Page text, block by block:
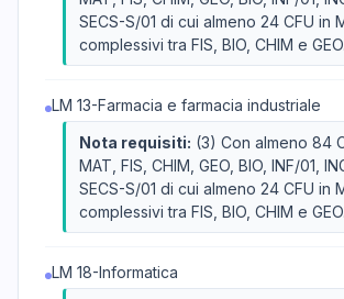
SECS-S/01 di cui almeno 24 CFU in
complessivi tra FIS, BIO, CHIM e GEO.
LM 13-Farmacia e farmacia industriale
Nota requisiti: (3) Con almeno 84
MAT, FIS, CHIM, GEO, BIO, INF/01,
SECS-S/01 di cui almeno 24 CFU in
complessivi tra FIS, BIO, CHIM e GEO.
LM 18-Informatica